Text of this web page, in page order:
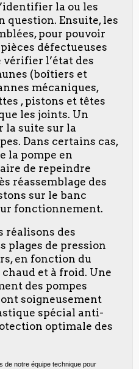
la ou les
question. Ensuite, les
pour pouvoir
défectueuses
l’état des
(boîtiers et
mécaniques,
, pistons et têtes
les joints. Un
la suite sur la
Dans certains cas,
la pompe en
de repeindre
réassemblage des
sur le banc
fonctionnement.
réalisons des
plages de pression
en fonction du
et à froid. Une
des pompes
soigneusement
spécial anti-
optimale des
de notre équipe technique pour